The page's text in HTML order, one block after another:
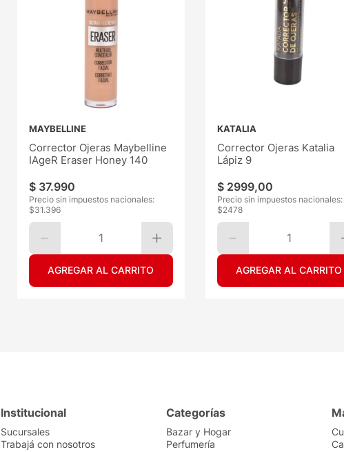
MAYBELLINE
Corrector Ojeras Maybelline
IAgeR Eraser Honey 140
$ 37.990
Precio sin impuestos nacionales:
$31.396
1
AGREGAR AL CARRITO
KATALIA
Corrector Ojeras Katalia
Lápiz 9
$ 2999,00
Precio sin impuestos nacionales:
$2478
1
AGREGAR AL CARRITO
Institucional
Sucursales
Trabajá con nosotros
Categorías
Bazar y Hogar
Perfumería